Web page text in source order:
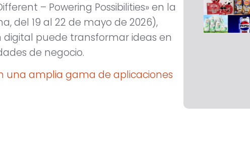
– Powering Possibilities» en la
del 19 al 22 de mayo de 2026),
puede transformar ideas en
de negocio.
una amplia gama de aplicaciones